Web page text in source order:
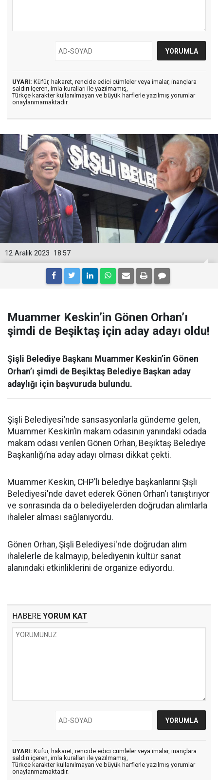
UYARI: Küfür, hakaret, rencide edici cümleler veya imalar, inançlara
saldırı içeren, imla kuralları ile yazılmamış,
Türkçe karakter kullanılmayan ve büyük harflerle yazılmış yorumlar
onaylanmamaktadır.
18:57
12 Aralık 2023
Muammer Keskin’in Gönen Orhan’ı
şimdi de Beşiktaş için aday adayı oldu!
Şişli Belediye Başkanı Muammer Keskin’in Gönen
Orhan’ı şimdi de Beşiktaş Belediye Başkan aday
adaylığı için başvuruda bulundu.
Şişli Belediyesi’nde sansasyonlarla gündeme gelen,
Muammer Keskin’in makam odasının yanındaki odada
makam odası verilen Gönen Orhan, Beşiktaş Belediye
Başkanlığı’na aday adayı olması dikkat çekti.
Muammer Keskin, CHP'li belediye başkanlarını Şişli
Belediyesi'nde davet ederek Gönen Orhan'ı tanıştırıyor
ve sonrasında da o belediyelerden doğrudan alımlarla
ihaleler alması sağlanıyordu.
Gönen Orhan, Şişli Belediyesi'nde doğrudan alım
ihalelerle de kalmayıp, belediyenin kültür sanat
alanındaki etkinliklerini de organize ediyordu.
HABERE YORUM KAT
UYARI: Küfür, hakaret, rencide edici cümleler veya imalar, inançlara
saldırı içeren, imla kuralları ile yazılmamış,
Türkçe karakter kullanılmayan ve büyük harflerle yazılmış yorumlar
onaylanmamaktadır.